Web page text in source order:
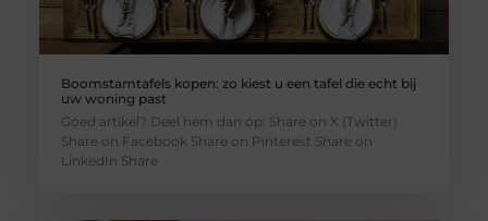
Boomstamtafels kopen: zo kiest u een tafel die echt bij
uw woning past
Goed artikel? Deel hem dan op: Share on X (Twitter)
Share on Facebook Share on Pinterest Share on
LinkedIn Share